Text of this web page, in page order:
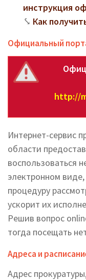
инструкция
Как
Официальный
http://
Интернет-сервис
области
воспользоваться
электронном
процедуру
ускорит их
Решив вопрос
тогда посещать
Адреса и
Адрес